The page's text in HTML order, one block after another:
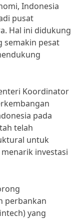
Indonesia
pusat
Hal ini didukung
semakin pesat
Koordinator
pada
telah
untuk
investasi
perbankan
yang